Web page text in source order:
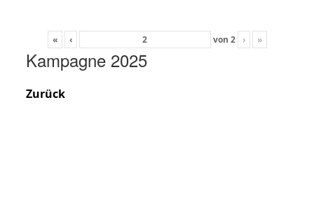
« ‹ von 2 › »
Kampagne 2025
Zurück